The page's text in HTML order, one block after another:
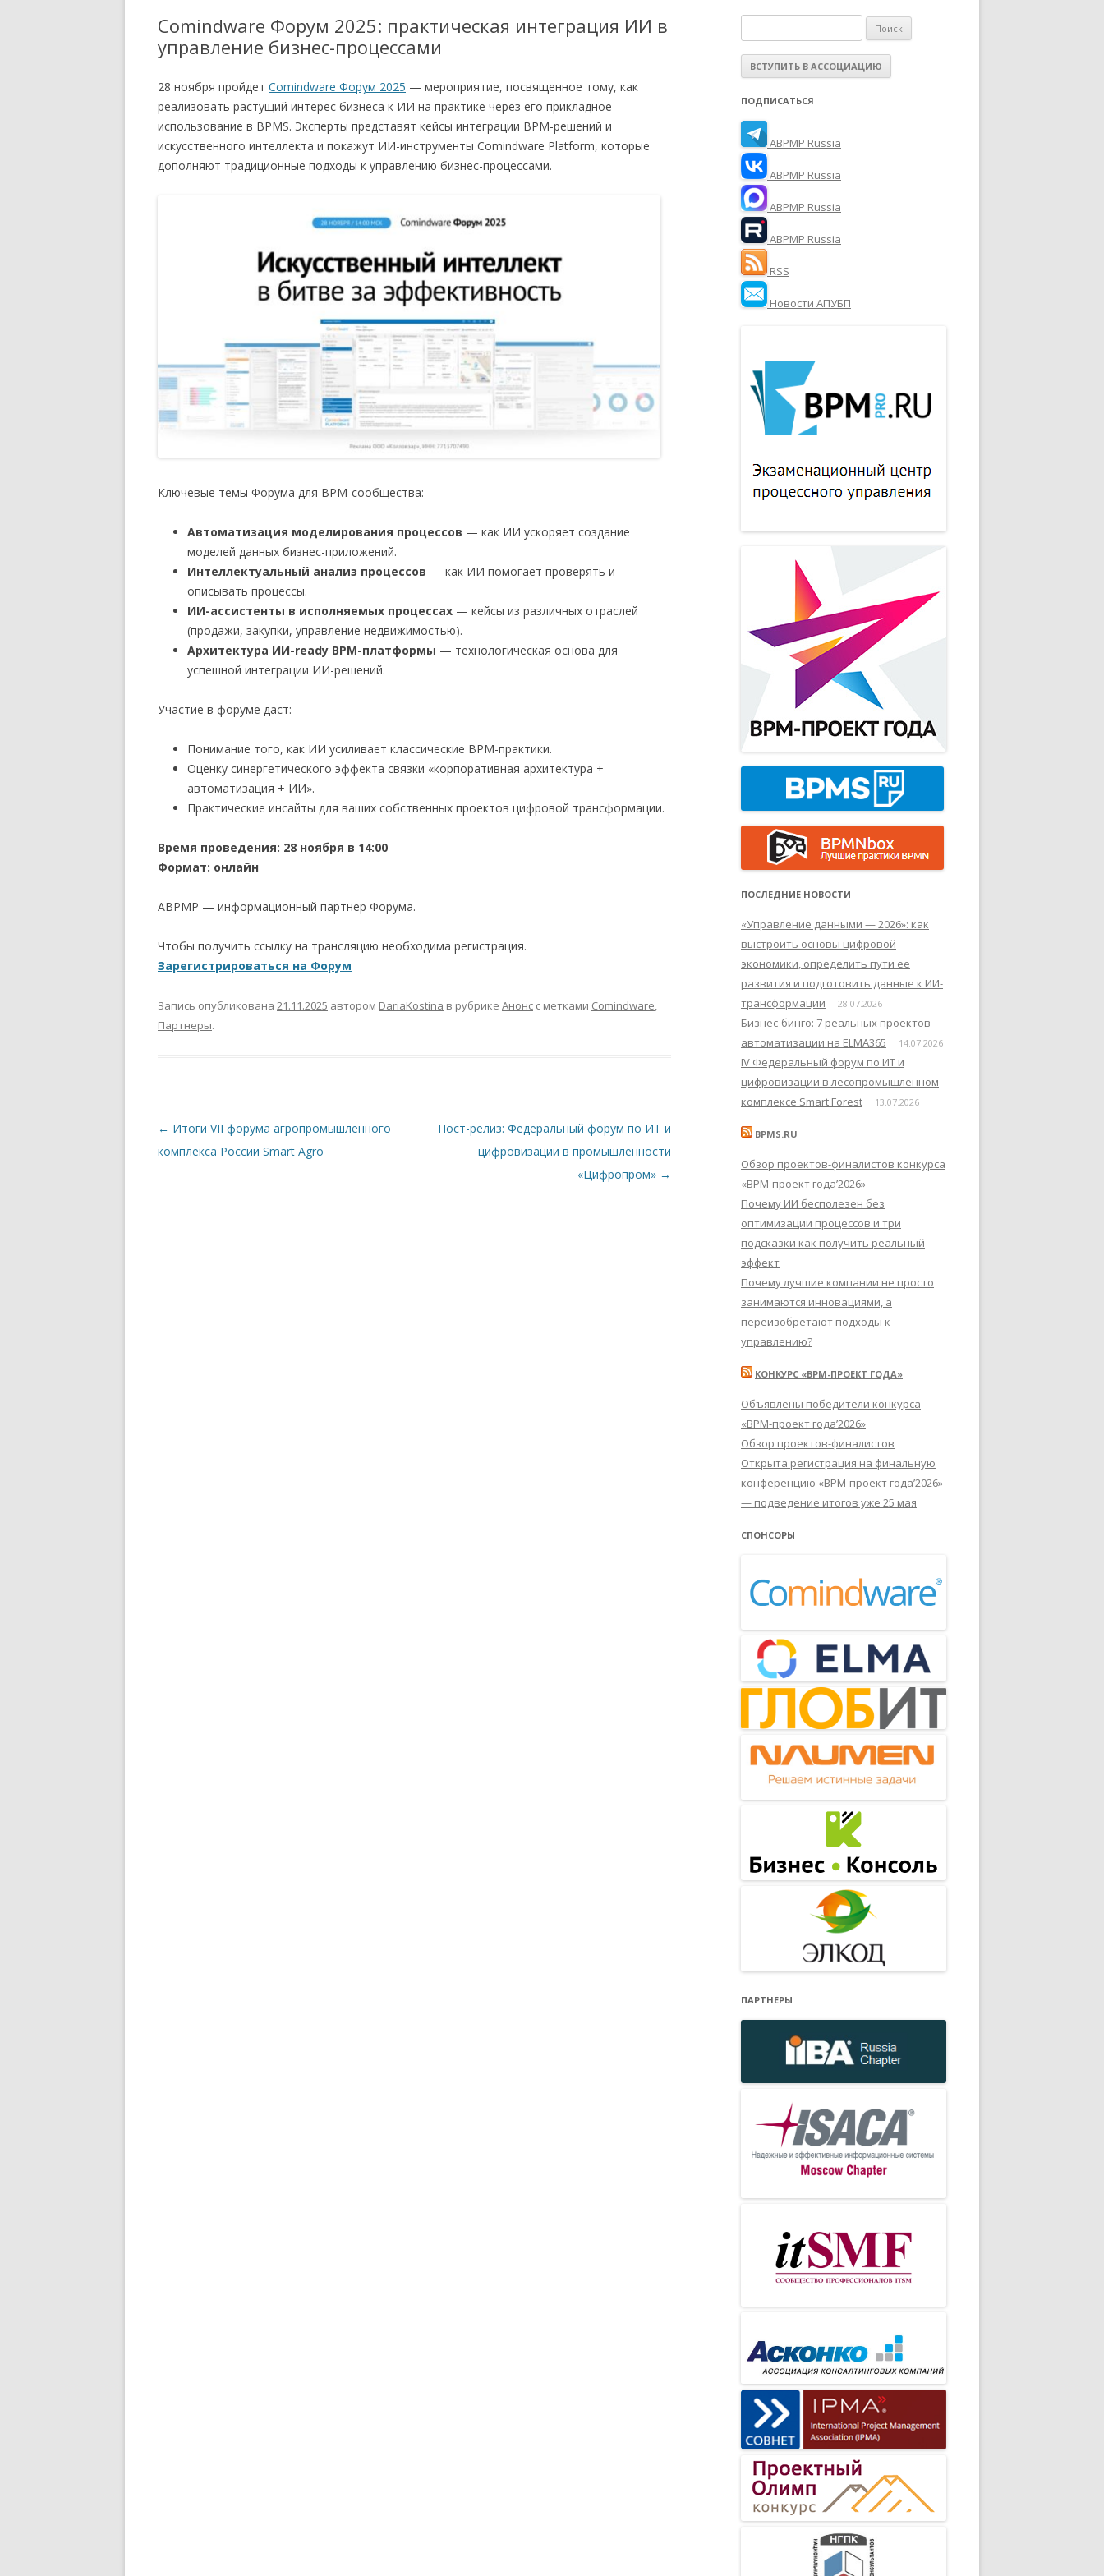
BPMS.RU РЕКВИЗИТЫ
Comindware Форум 2025: практическая интеграция ИИ в
управление бизнес-процессами
28 ноября пройдет Comindware Форум 2025 — мероприятие, посвященное тому, как
реализовать растущий интерес бизнеса к ИИ на практике через его прикладное
использование в BPMS. Эксперты представят кейсы интеграции BPM-решений и
искусственного интеллекта и покажут ИИ-инструменты Comindware Platform, которые
дополняют традиционные подходы к управлению бизнес-процессами.
Ключевые темы Форума для BPM-сообщества:
Автоматизация моделирования процессов — как ИИ ускоряет создание
моделей данных бизнес-приложений.
Интеллектуальный анализ процессов — как ИИ помогает проверять и
описывать процессы.
ИИ-ассистенты в исполняемых процессах — кейсы из различных отраслей
(продажи, закупки, управление недвижимостью).
Архитектура ИИ-ready BPM-платформы — технологическая основа для
успешной интеграции ИИ-решений.
Участие в форуме даст:
Понимание того, как ИИ усиливает классические BPM-практики.
Оценку синергетического эффекта связки «корпоративная архитектура +
автоматизация + ИИ».
Практические инсайты для ваших собственных проектов цифровой трансформации.
Время проведения: 28 ноября в 14:00
Формат: онлайн
ABPMP — информационный партнер Форума.
Чтобы получить ссылку на трансляцию необходима регистрация.
Зарегистрироваться на Форум
Запись опубликована 21.11.2025 автором DariaKostina в рубрике Анонс с метками Comindware,
Партнеры.
Навигация
по
← Итоги VII форума агропромышленного
комплекса России Smart Agro
Пост-релиз: Федеральный форум по ИТ и
цифровизации в промышленности
«Цифропром» →
а
и
:
ПОДПИСАТЬСЯ
ABPMP Russia
ABPMP Russia
ABPMP Russia
ABPMP Russia
RSS
Новости АПУБП
ПОСЛЕДНИЕ НОВОСТИ
«Управление данными — 2026»: как
выстроить основы цифровой
экономики, определить пути ее
развития и подготовить данные к ИИ-
трансформации
28.07.2026
Бизнес-бинго: 7 реальных проектов
автоматизации на ELMA365
14.07.2026
IV Федеральный форум по ИТ и
цифровизации в лесопромышленном
комплексе Smart Forest
13.07.2026
BPMS.RU
Обзор проектов-финалистов конкурса
«BPM-проект года’2026»
Почему ИИ бесполезен без
оптимизации процессов и три
подсказки как получить реальный
эффект
Почему лучшие компании не просто
занимаются инновациями, а
переизобретают подходы к
управлению?
КОНКУРС «BPM-ПРОЕКТ ГОДА»
Объявлены победители конкурса
«BPM-проект года’2026»
Обзор проектов-финалистов
Открыта регистрация на финальную
конференцию «BPM-проект года’2026»
— подведение итогов уже 25 мая
СПОНСОРЫ
ПАРТНЕРЫ